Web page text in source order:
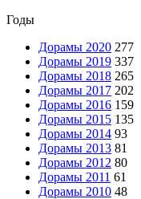
Годы
Дорамы 2020 277
Дорамы 2019 337
Дорамы 2018 265
Дорамы 2017 202
Дорамы 2016 159
Дорамы 2015 135
Дорамы 2014 93
Дорамы 2013 81
Дорамы 2012 80
Дорамы 2011 61
Дорамы 2010 48